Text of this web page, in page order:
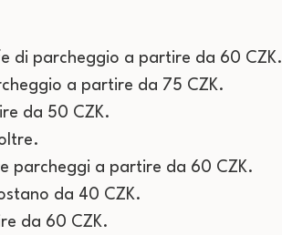
di parcheggio a partire da 60 CZK.
a partire da 75 CZK.
da 50 CZK.
parcheggi a partire da 60 CZK.
da 40 CZK.
da 60 CZK.